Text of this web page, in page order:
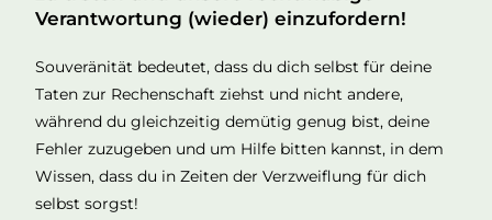
Verantwortung (wieder) einzufordern!
Souveränität bedeutet, dass du dich selbst für deine
Taten zur Rechenschaft ziehst und nicht andere,
während du gleichzeitig demütig genug bist, deine
Fehler zuzugeben und um Hilfe bitten kannst, in dem
Wissen, dass du in Zeiten der Verzweiflung für dich
selbst sorgst!